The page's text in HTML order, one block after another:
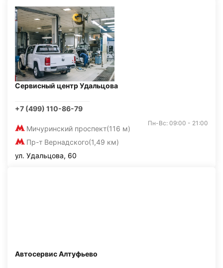
Сервисный центр Удальцова
+7 (499) 110-86-79
Мичуринский проспект(116 м)
Пр-т Вернадского(1,49 км)
Пн-Вс: 09:00 - 21:00
ул. Удальцова, 60
Автосервис Алтуфьево